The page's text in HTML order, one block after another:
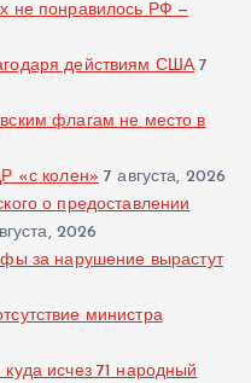
не понравилось РФ —
действиям США 7
флагам не место в
«с колен» 7 августа, 2026
о предоставлении
2026
за нарушение вырастут
министра
исчез 71 народный